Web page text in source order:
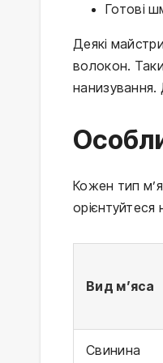
Готові
Деякі
волокон.
Кожен тип
Вид м’яса
Свинина